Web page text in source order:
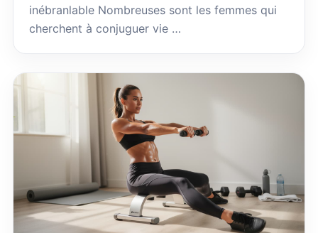
inébranlable Nombreuses sont les femmes qui
cherchent à conjuguer vie …